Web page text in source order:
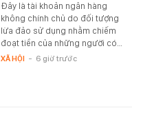
Đây là tài khoản ngân hàng
không chính chủ do đối tượng
lừa đảo sử dụng nhằm chiếm
đoạt tiền của những người có…
XÃ HỘI - 6 giờ trước